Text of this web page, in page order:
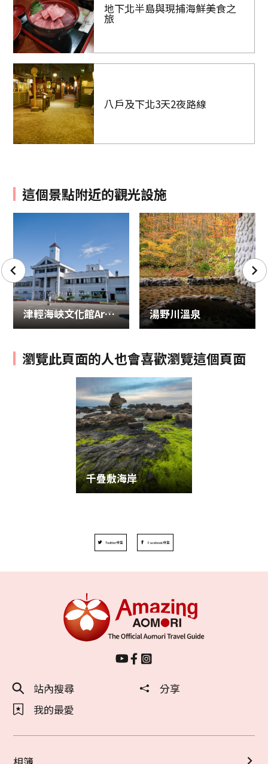
地下北半島與現捕海鮮美食之
旅
八戶及下北3天2夜路線
這個景點附近的觀光設施
津輕海峽文化館Arusas 湯野川溫泉
瀏覽此頁面的人也會喜歡瀏覽這個頁面
千疊敷海岸
Twitter分享 Facebook分享
站內搜尋
分享
我的最愛